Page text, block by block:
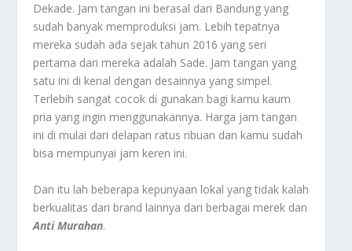
Dekade. Jam tangan ini berasal dari Bandung yang
sudah banyak memproduksi jam. Lebih tepatnya
mereka sudah ada sejak tahun 2016 yang seri
pertama dari mereka adalah Sade. Jam tangan yang
satu ini di kenal dengan desainnya yang simpel.
Terlebih sangat cocok di gunakan bagi kamu kaum
pria yang ingin menggunakannya. Harga jam tangan
ini di mulai dari delapan ratus ribuan dan kamu sudah
bisa mempunyai jam keren ini.
Dan itu lah beberapa kepunyaan lokal yang tidak kalah
berkualitas dari brand lainnya dari berbagai merek dan
Anti Murahan.